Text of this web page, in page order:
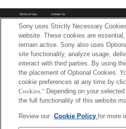
Terms of Use Contact Us
Sony uses Strictly Necessary
website. These cookies are
remain active. Sony also uses
site functionality, analyze usage,
interact with third parties. By using
the placement of Optional Cookies.
cookie preferences at any time by
Cookies." Depending on your
the full functionality of this website
Review our Cookie Policyfor more